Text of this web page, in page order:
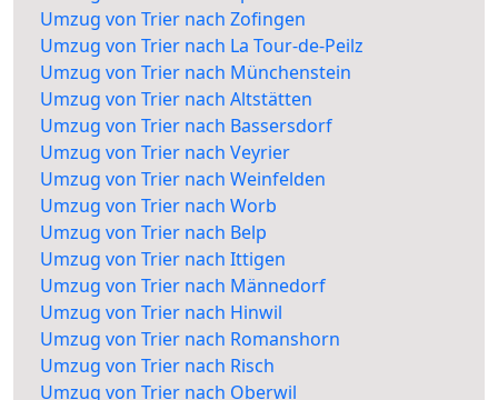
Umzug von Trier nach Zofingen
Umzug von Trier nach La Tour-de-Peilz
Umzug von Trier nach Münchenstein
Umzug von Trier nach Altstätten
Umzug von Trier nach Bassersdorf
Umzug von Trier nach Veyrier
Umzug von Trier nach Weinfelden
Umzug von Trier nach Worb
Umzug von Trier nach Belp
Umzug von Trier nach Ittigen
Umzug von Trier nach Männedorf
Umzug von Trier nach Hinwil
Umzug von Trier nach Romanshorn
Umzug von Trier nach Risch
Umzug von Trier nach Oberwil